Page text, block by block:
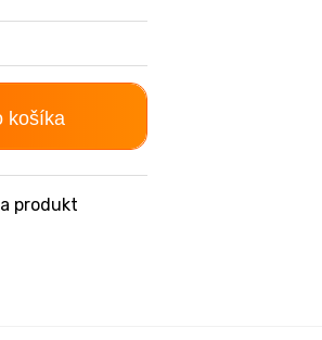
košíka
produkt